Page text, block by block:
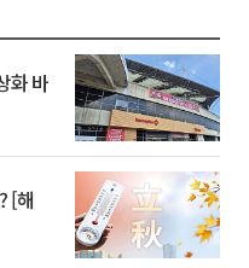
화 바
[해